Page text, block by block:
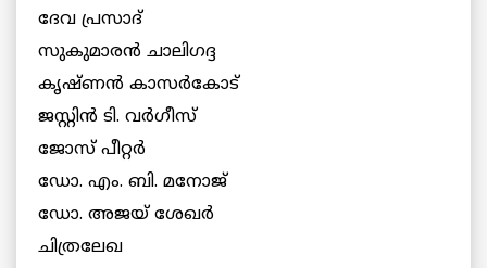
ദേവ പ്രസാദ്
സുകുമാരൻ ചാലിഗദ്ദ
കൃഷ്ണൻ കാസർകോട്
ജസ്റ്റിൻ ടി. വർഗീസ്
ജോസ് പീറ്റർ
ഡോ. എം. ബി. മനോജ്
ഡോ. അജയ് ശേഖർ
ചിത്രലേഖ